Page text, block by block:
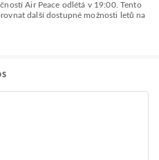
další dostupné možnosti letů na